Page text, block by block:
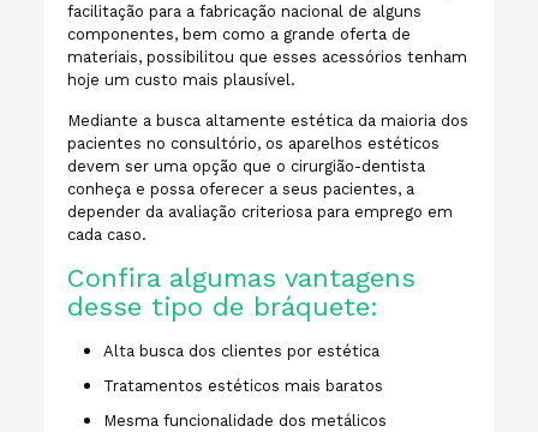
facilitação para a fabricação nacional de alguns
componentes, bem como a grande oferta de
materiais, possibilitou que esses acessórios tenham
hoje um custo mais plausível.
Mediante a busca altamente estética da maioria dos
pacientes no consultório, os aparelhos estéticos
devem ser uma opção que o cirurgião-dentista
conheça e possa oferecer a seus pacientes, a
depender da avaliação criteriosa para emprego em
cada caso.
Confira algumas vantagens
desse tipo de bráquete:
Alta busca dos clientes por estética
Tratamentos estéticos mais baratos
Mesma funcionalidade dos metálicos